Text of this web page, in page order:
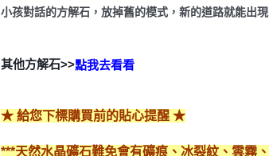
小孩對話的方解石，放掉舊的模式，新的道路就能出現
其他方解石>>點我去看看
★ 給您下標購買前的貼心提醒 ★
***天然水晶礦石難免會有礦痕、冰裂紋、雲霧